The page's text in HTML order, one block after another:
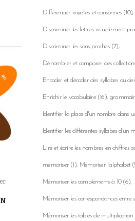
Différencier voyelles et consonnes (10)
Discriminer les lettres visuellement
Discriminer les sons proches(7)
Dénombrer et comparer des
Encoder et décoder des syllabes ou
Enrichir le vocabulaire(16)
Identifier la place d'un nombre dans
Identifier les différentes syllabes d'un
Lire et écrire les nombres en chiffres
mémoriser (1) Mémoriser l'alphabet
Mémoriser les compléments à 10(6)
Mémoriser les correspondances entre
Mémoriser les tables de multiplication